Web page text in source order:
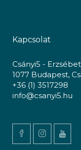
Kapcsolat
Csányi5 -
1077 Budapest,
+36 (1) 3517298
info@csanyi5.hu